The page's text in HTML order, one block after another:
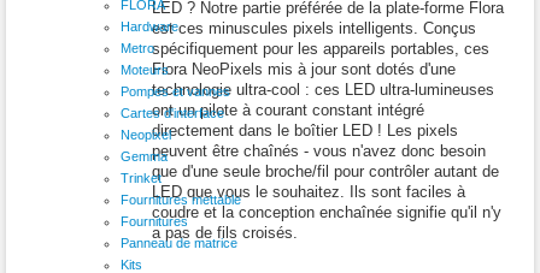
FLORA
Hardware
Metro
Moteurs
Pompes et vannes
Cartes d'interface
Neopixel
Gemma
Trinket
Fournitures mettable
Fournitures
Panneau de matrice
Kits
LED ? Notre partie préférée de la plate-forme Flora
est ces minuscules pixels intelligents. Conçus
spécifiquement pour les appareils portables, ces
Flora NeoPixels mis à jour sont dotés d'une
technologie ultra-cool : ces LED ultra-lumineuses
ont un pilote à courant constant intégré
directement dans le boîtier LED ! Les pixels
peuvent être chaînés - vous n'avez donc besoin
que d'une seule broche/fil pour contrôler autant de
LED que vous le souhaitez. Ils sont faciles à
coudre et la conception enchaînée signifie qu'il n'y
a pas de fils croisés.